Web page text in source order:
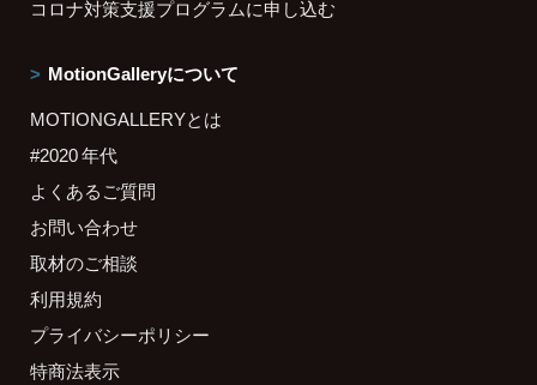
コロナ対策支援プログラムに申し込む
MotionGalleryについて
MOTIONGALLERYとは
#2020 年代
よくあるご質問
お問い合わせ
取材のご相談
利用規約
プライバシーポリシー
特商法表示